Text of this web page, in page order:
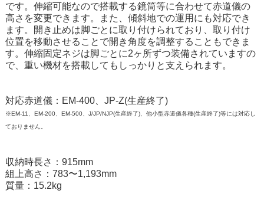
です。伸縮可能なので搭載する鏡筒等に合わせて赤道儀の
高さを変更できます。また、傾斜地での運用にも対応でき
ます。開き止めは脚ごとに取り付けられており、取り付け
位置を移動させることで開き角度を調整することもできま
す。伸縮固定ネジは脚ごとに2ヶ所ずつ装備されていますの
で、重い機材を搭載してもしっかりと支えられます。
対応赤道儀：EM-400、JP-Z(生産終了)
※EM-11、EM-200、EM-500、J/JP/NJP(生産終了)、他小型赤道儀各種(生産終了)等には対応し
ておりません。
収納時長さ：915mm
組上高さ：783〜1,193mm
質量：15.2kg